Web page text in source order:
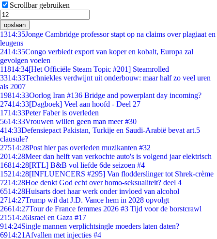
Scrollbar gebruiken
opslaan
1314:35Jonge Cambridge professor stapt op na claims over plagiaat en
leugens
2414:35Congo verbiedt export van koper en kobalt, Europa zal
gevolgen voelen
11814:34[Het Officiële Steam Topic #201] Steamrolled
3314:33Techniekles verdwijnt uit onderbouw: maar half zo veel uren
als 2007
19814:33Oorlog Iran #136 Bridge and powerplant day incoming?
27414:33[Dagboek] Veel aan hoofd - Deel 27
1714:33Peter Faber is overleden
5614:33Vrouwen willen geen man meer #30
414:33Defensiepact Pakistan, Turkije en Saudi-Arabië bevat art.5
clausule?
27514:28Post hier pas overleden muzikanten #32
2014:28Meer dan helft van verkochte auto's is volgend jaar elektrisch
16814:28[RTL] B&B vol liefde 6de seizoen #4
15214:28[INFLUENCERS #295] Van flodderslinger tot Shrek-crème
7214:28Hoe denkt God echt over homo-seksualiteit? deel 4
6514:28Huisarts doet haar werk onder invloed van alcohol
2714:27Trump wil dat J.D. Vance hem in 2028 opvolgt
26614:27Tour de France femmes 2026 #3 Tijd voor de borstcrawl
21514:26Israel en Gaza #17
914:24Single mannen verplichtsingle moeders laten daten?
6914:21 Afvallen met injecties #4